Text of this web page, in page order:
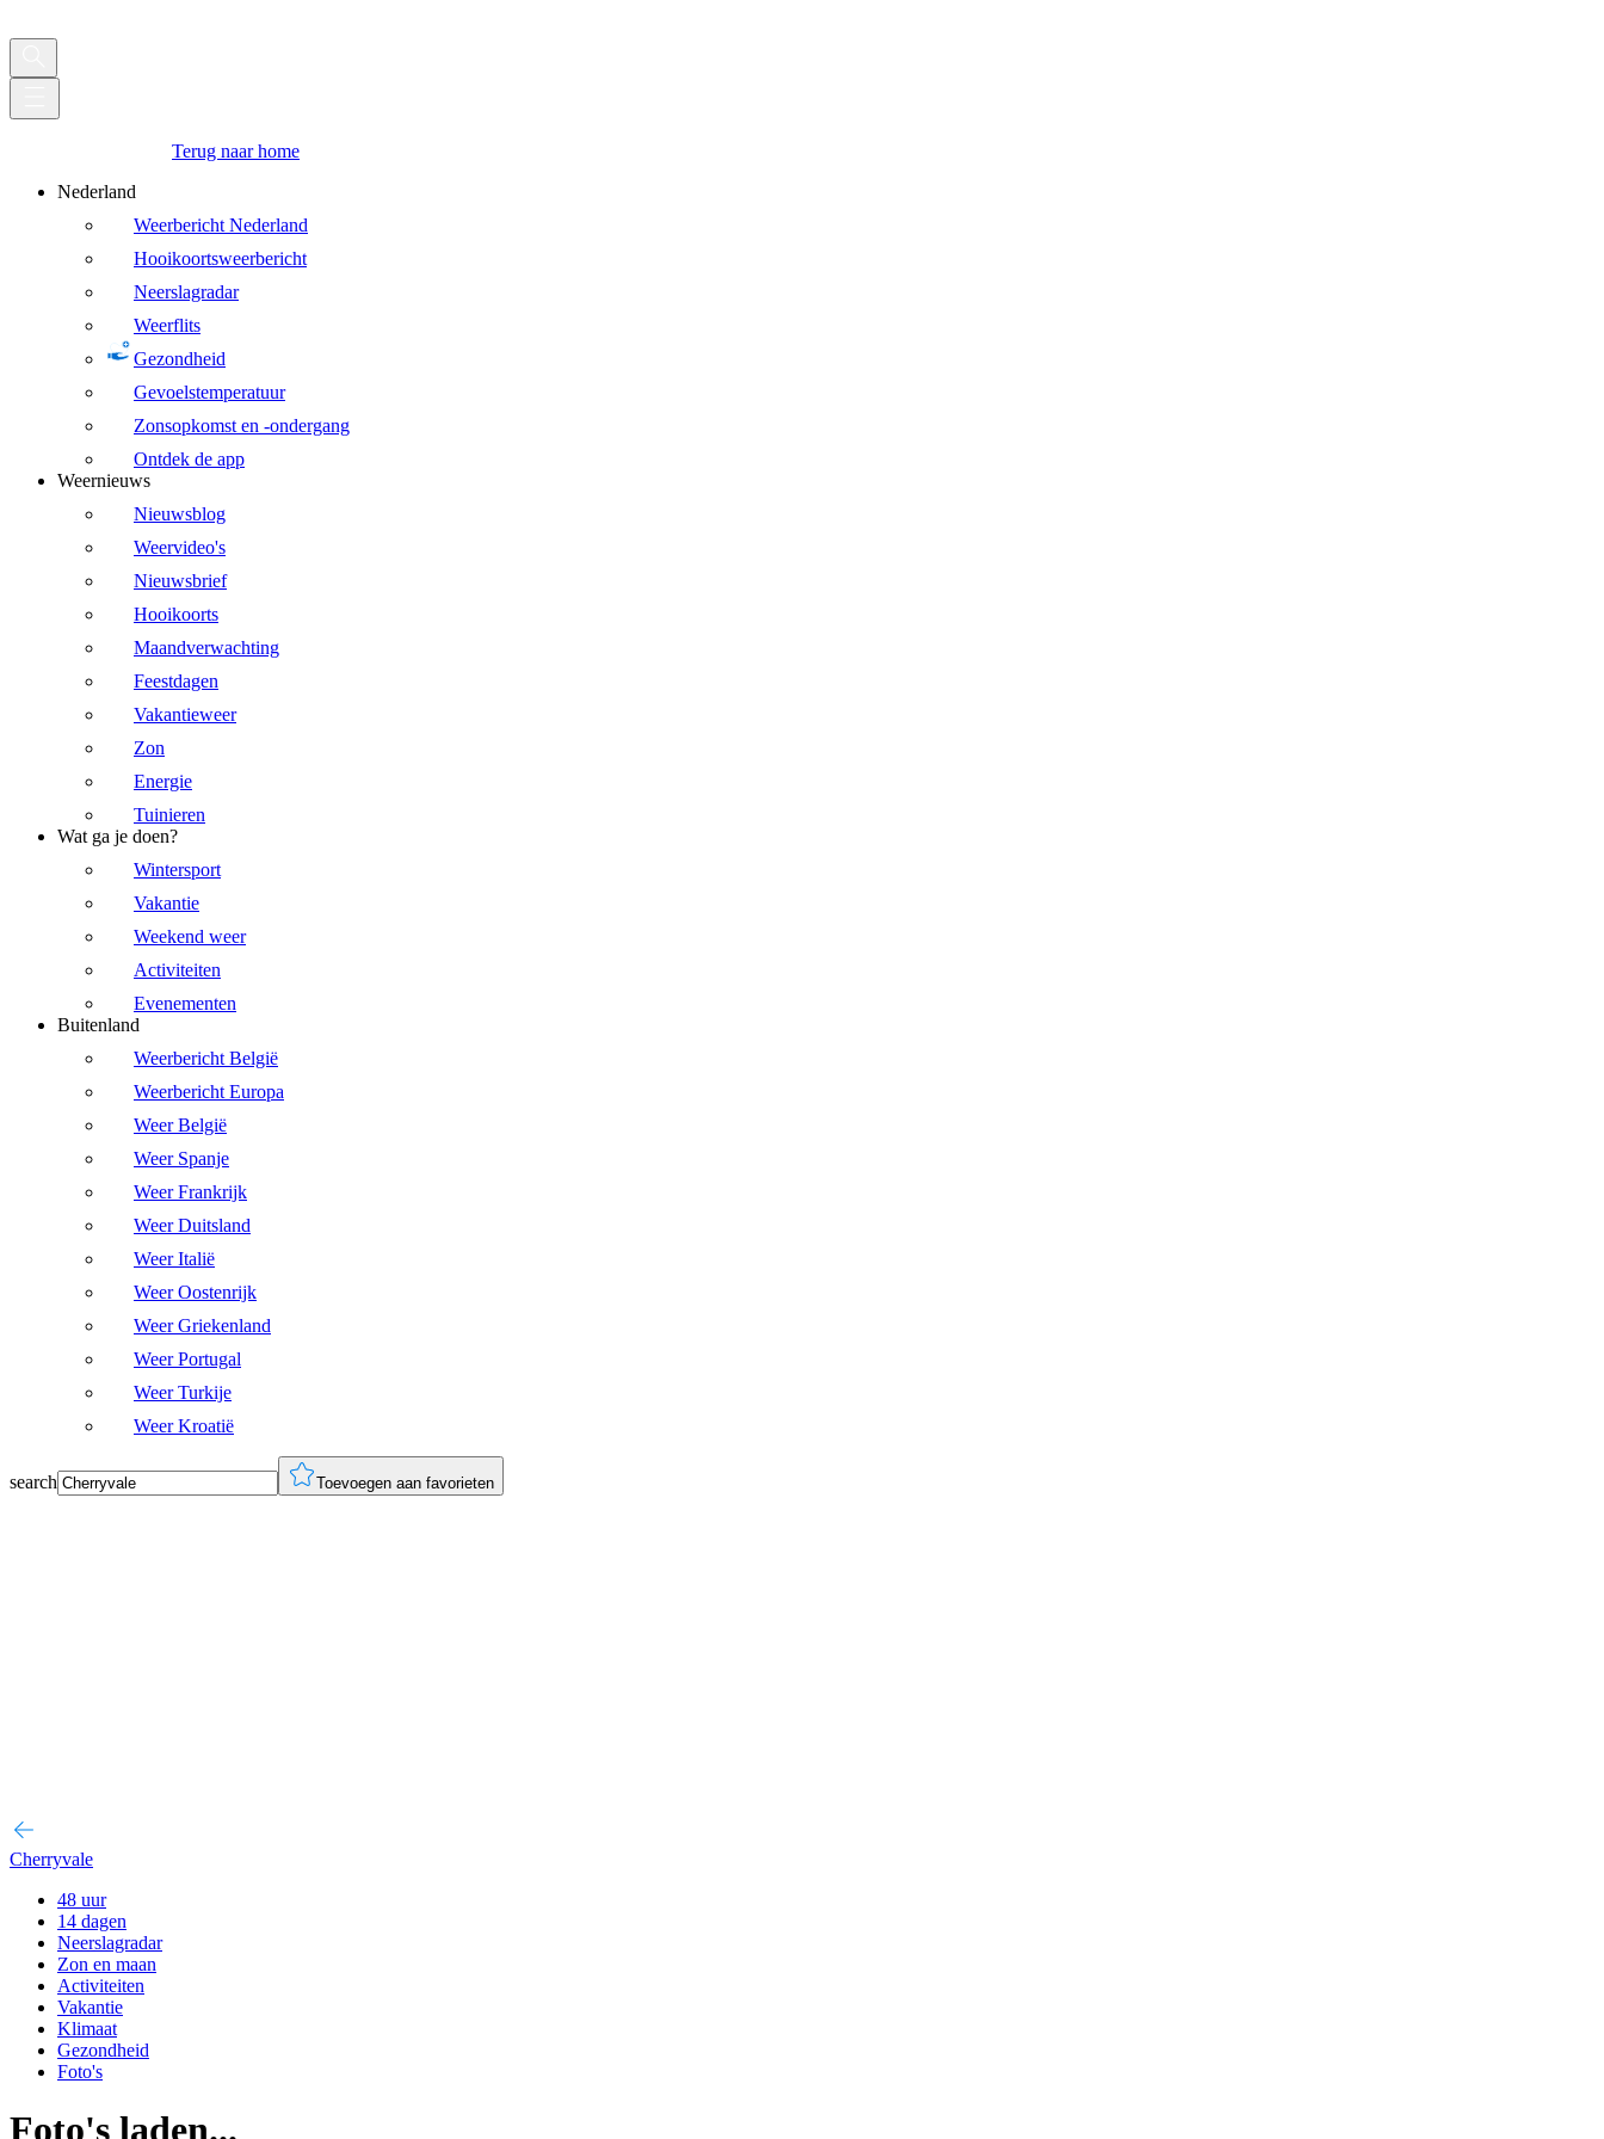
Terug naar home
Nederland
Weerbericht Nederland
Hooikoortsweerbericht
Neerslagradar
Weerflits
Gezondheid
Gevoelstemperatuur
Zonsopkomst en -ondergang
Ontdek de app
Weernieuws
Nieuwsblog
Weervideo's
Nieuwsbrief
Hooikoorts
Maandverwachting
Feestdagen
Vakantieweer
Zon
Energie
Tuinieren
Wat ga je doen?
Wintersport
Vakantie
Weekend weer
Activiteiten
Evenementen
Buitenland
Weerbericht België
Weerbericht Europa
Weer België
Weer Spanje
Weer Frankrijk
Weer Duitsland
Weer Italië
Weer Oostenrijk
Weer Griekenland
Weer Portugal
Weer Turkije
Weer Kroatië
search Toevoegen aan favorieten
Cherryvale
48 uur
14 dagen
Neerslagradar
Zon en maan
Activiteiten
Vakantie
Klimaat
Gezondheid
Foto's
Foto's laden...